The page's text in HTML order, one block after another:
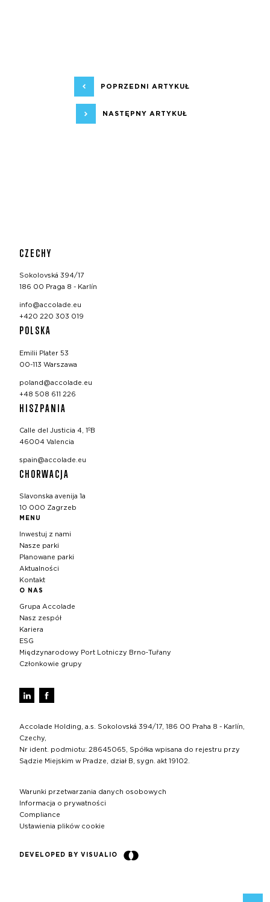
POPRZEDNI ARTYKUŁ
NASTĘPNY ARTYKUŁ
CZECHY
Sokolovská 394/17
186 00 Praga 8 - Karlín
info@accolade.eu
+420 220 303 019
POLSKA
Emilii Plater 53
00-113 Warszawa
poland@accolade.eu
+48 508 611 226
HISZPANIA
Calle del Justicia 4, 1ºB
46004 Valencia
spain@accolade.eu
CHORWACJA
Slavonska avenija 1a
10 000 Zagrzeb
MENU
Inwestuj z nami
Nasze parki
Planowane parki
Aktualności
Kontakt
O NAS
Grupa Accolade
Nasz zespół
Kariera
ESG
Międzynarodowy Port Lotniczy Brno‑Tuřany
Członkowie grupy
Accolade Holding, a.s. Sokolovská 394/17, 186 00 Praha 8 - Karlín,
Czechy,
Nr ident. podmiotu: 28645065, Spółka wpisana do rejestru przy
Sądzie Miejskim w Pradze, dział B, sygn. akt 19102.
Warunki przetwarzania danych osobowych
Informacja o prywatności
Compliance
Ustawienia plików cookie
DEVELOPED BY VISUALIO